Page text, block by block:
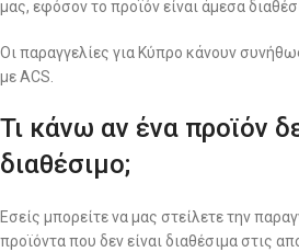
μας, εφόσον το προϊόν είναι άμεσα
Οι παραγγελίες για Κύπρο κάνουν
με ACS.
Τι κάνω αν ένα προϊόν
διαθέσιμο;
Εσείς μπορείτε να μας στείλετε την
προϊόντα που δεν είναι διαθέσιμα στις